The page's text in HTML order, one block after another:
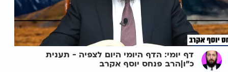
דף יומי: הדף היומי היום לצפיה - תענית
כ"ו|הרב פנחס יוסף אקרב